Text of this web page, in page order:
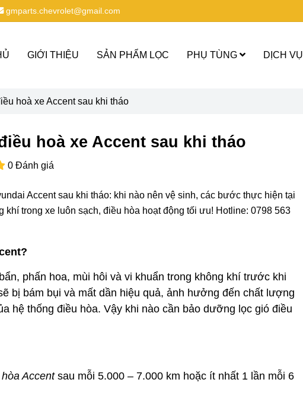
gmparts.chevrolet@gmail.com
GIỚI THIỆU SẢN PHẨM LỌC PHỤ TÙNG DỊCH VỤ
hoà xe Accent sau khi tháo
hoà xe Accent sau khi tháo
0 Đánh giá
Accent sau khi tháo: khi nào nên vệ sinh, các bước thực hiện tại
trong xe luôn sạch, điều hòa hoạt động tối ưu! Hotline: 0798 563
phấn hoa, mùi hôi và vi khuẩn trong không khí trước khi
bị bám bụi và mất dần hiệu quả, ảnh hưởng đến chất lượng
hệ thống điều hòa. Vậy khi nào cần bảo dưỡng lọc gió điều
Accentsau mỗi 5.000 – 7.000 km hoặc ít nhất 1 lần mỗi 6